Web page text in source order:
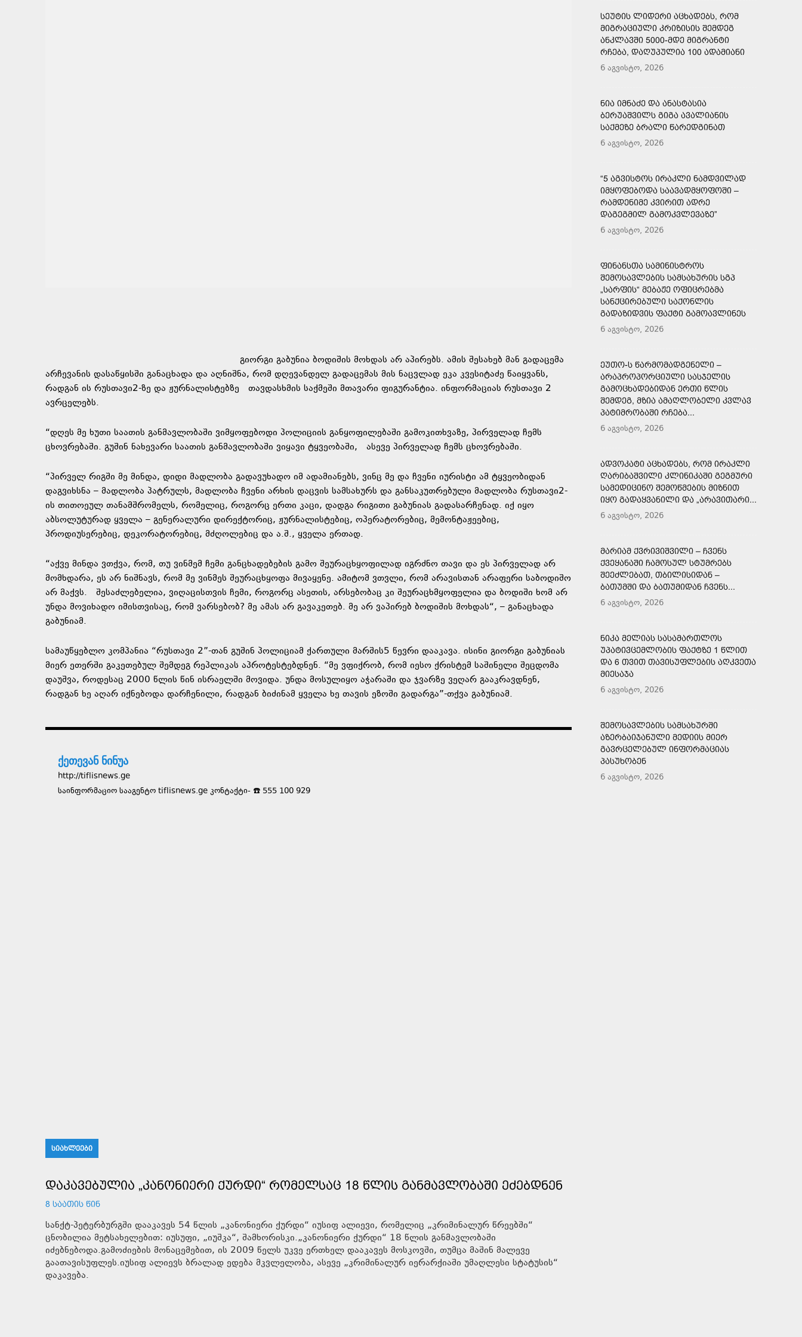
გიორგი გაბუნია ბოდიშის მოხდას არ აპირებს. ამის შესახებ მან გადაცემა
არჩევანის დასაწყისში განაცხადა და აღნიშნა, რომ დღევანდელ გადაცემას მის ნაცვლად ეკა კვესიტაძე წაიყვანს,
რადგან ის რუსთავი2-ზე და ჟურნალისტებზე თავდასხმის საქმეში მთავარი ფიგურანტია. ინფორმაციას რუსთავი 2
ავრცელებს.
“დღეს მე ხუთი საათის განმავლობაში ვიმყოფებოდი პოლიციის განყოფილებაში გამოკითხვაზე, პირველად ჩემს
ცხოვრებაში. გუშინ ნახევარი საათის განმავლობაში ვიყავი ტყვეობაში, ასევე პირველად ჩემს ცხოვრებაში.
“პირველ რიგში მე მინდა, დიდი მადლობა გადავუხადო იმ ადამიანებს, ვინც მე და ჩვენი იურისტი ამ ტყვეობიდან
დაგვიხსნა – მადლობა პატრულს, მადლობა ჩვენი არხის დაცვის სამსახურს და განსაკუთრებული მადლობა რუსთავი2-
ის თითოეულ თანამშრომელს, რომელიც, როგორც ერთი კაცი, დადგა რიგითი გაბუნიას გადასარჩენად. იქ იყო
აბსოლუტურად ყველა – გენერალური დირექტორიც, ჟურნალისტებიც, ოპერატორებიც, მემონტაჟეებიც,
პროდიუსერებიც, დეკორატორებიც, მძღოლებიც და ა.შ., ყველა ერთად.
“აქვე მინდა ვთქვა, რომ, თუ ვინმემ ჩემი განცხადებების გამო შეურაცხყოფილად იგრძნო თავი და ეს პირველად არ
მომხდარა, ეს არ ნიშნავს, რომ მე ვინმეს შეურაცხყოფა მივაყენე. ამიტომ ვთვლი, რომ არავისთან არაფერი საბოდიშო
არ მაქვს. შესაძლებელია, ვიღაცისთვის ჩემი, როგორც ასეთის, არსებობაც კი შეურაცხმყოფელია და ბოდიში ხომ არ
უნდა მოვიხადო იმისთვისაც, რომ ვარსებობ? მე ამას არ გავაკეთებ. მე არ ვაპირებ ბოდიშის მოხდას“, – განაცხადა
გაბუნიამ.
სამაუწყებლო კომპანია “რუსთავი 2”-თან გუშინ პოლიციამ ქართული მარშის5 წევრი დააკავა. ისინი გიორგი გაბუნიას
მიერ ეთერში გაკეთებულ შემდეგ რეპლიკას აპროტესტებდნენ. “მე ვფიქრობ, რომ იესო ქრისტემ საშინელი შეცდომა
დაუშვა, როდესაც 2000 წლის წინ ისრაელში მოვიდა. უნდა მოსულიყო აჭარაში და ჯვარზე ვეღარ გააკრავდნენ,
რადგან ხე აღარ იქნებოდა დარჩენილი, რადგან ბიძინამ ყველა ხე თავის ეზოში გადარგა”-თქვა გაბუნიამ.
ქეთევან ნინუა
http://tiflisnews.ge
საინფორმაციო სააგენტო tiflisnews.ge კონტაქტი- ☎️ 555 100 929
ᲡᲘᲐᲮᲚᲔᲔᲑᲘ
ᲓᲐᲙᲐᲕᲔᲑᲣᲚᲘᲐ „ᲙᲐᲜᲝᲜᲘᲔᲠᲘ ᲥᲣᲠᲓᲘ“ ᲠᲝᲛᲔᲚᲡᲐᲪ 18 ᲬᲚᲘᲡ ᲒᲐᲜᲛᲐᲕᲚᲝᲑᲐᲨᲘ ᲔᲫᲔᲑᲓᲜᲔᲜ
8 ᲡᲐᲐᲗᲘᲡ ᲬᲘᲜ
სანქტ-პეტერბურგში დააკავეს 54 წლის „კანონიერი ქურდი“ იუსიფ ალიევი, რომელიც „კრიმინალურ წრეებში“
ცნობილია მეტსახელებით: იუსუფი, „იუშკა“, შამხორისკი.„კანონიერი ქურდი“ 18 წლის განმავლობაში
იძებნებოდა.გამოძიების მონაცემებით, ის 2009 წელს უკვე ერთხელ დააკავეს მოსკოვში, თუმცა მაშინ მალევე
გაათავისუფლეს.იუსიფ ალიევს ბრალად ედება მკვლელობა, ასევე „კრიმინალურ იერარქიაში უმაღლესი სტატუსის“
დაკავება.
ᲡᲔᲣᲢᲘᲡ ᲚᲘᲓᲔᲠᲘ ᲐᲪᲮᲐᲓᲔᲑᲡ, ᲠᲝᲛ
ᲛᲘᲒᲠᲐᲪᲘᲣᲚᲘ ᲙᲠᲘᲖᲘᲡᲘᲡ ᲨᲔᲛᲓᲔᲒ
ᲐᲜᲙᲚᲐᲕᲨᲘ 5000-ᲛᲓᲔ ᲛᲘᲒᲠᲐᲜᲢᲘ
ᲠᲩᲔᲑᲐ, ᲓᲐᲦᲣᲞᲣᲚᲘᲐ 100 ᲐᲓᲐᲛᲘᲐᲜᲘ
6 აგვისტო, 2026
ᲜᲘᲐ ᲘᲛᲜᲐᲫᲔ ᲓᲐ ᲐᲜᲐᲡᲢᲐᲡᲘᲐ
ᲑᲔᲠᲣᲐᲨᲕᲘᲚᲡ ᲒᲘᲒᲐ ᲐᲕᲐᲚᲘᲐᲜᲘᲡ
ᲡᲐᲥᲛᲔᲖᲔ ᲑᲠᲐᲚᲘ ᲬᲐᲠᲔᲓᲒᲘᲜᲐᲗ
6 აგვისტო, 2026
“5 ᲐᲒᲕᲘᲡᲢᲝᲡ ᲘᲠᲐᲙᲚᲘ ᲜᲐᲛᲓᲕᲘᲚᲐᲓ
ᲘᲛᲧᲝᲤᲔᲑᲝᲓᲐ ᲡᲐᲐᲕᲐᲓᲛᲧᲝᲤᲝᲨᲘ –
ᲠᲐᲛᲓᲔᲜᲘᲛᲔ ᲙᲕᲘᲠᲘᲗ ᲐᲓᲠᲔ
ᲓᲐᲒᲔᲒᲛᲘᲚ ᲒᲐᲛᲝᲙᲕᲚᲔᲕᲐᲖᲔ”
6 აგვისტო, 2026
ᲤᲘᲜᲐᲜᲡᲗᲐ ᲡᲐᲛᲘᲜᲘᲡᲢᲠᲝᲡ
ᲨᲔᲛᲝᲡᲐᲕᲚᲔᲑᲘᲡ ᲡᲐᲛᲡᲐᲮᲣᲠᲘᲡ ᲡᲒᲞ
„ᲡᲐᲠᲤᲘᲡ“ ᲛᲔᲑᲐᲟᲔ ᲝᲤᲘᲪᲠᲔᲑᲛᲐ
ᲡᲐᲜᲥᲪᲘᲠᲔᲑᲣᲚᲘ ᲡᲐᲥᲝᲜᲚᲘᲡ
ᲒᲐᲓᲐᲖᲘᲓᲕᲘᲡ ᲤᲐᲥᲢᲘ ᲒᲐᲛᲝᲐᲕᲚᲘᲜᲔᲡ
6 აგვისტო, 2026
ᲔᲣᲗᲝ-Ს ᲬᲐᲠᲛᲝᲛᲐᲓᲒᲔᲜᲔᲚᲘ –
ᲐᲠᲐᲞᲠᲝᲞᲝᲠᲪᲘᲣᲚᲘ ᲡᲐᲡᲯᲔᲚᲘᲡ
ᲒᲐᲛᲝᲪᲮᲐᲓᲔᲑᲘᲓᲐᲜ ᲔᲠᲗᲘ ᲬᲚᲘᲡ
ᲨᲔᲛᲓᲔᲒ, ᲛᲖᲘᲐ ᲐᲛᲐᲦᲚᲝᲑᲔᲚᲘ ᲙᲕᲚᲐᲕ
ᲞᲐᲢᲘᲛᲠᲝᲑᲐᲨᲘ ᲠᲩᲔᲑᲐ...
6 აგვისტო, 2026
ᲐᲓᲕᲝᲙᲐᲢᲘ ᲐᲪᲮᲐᲓᲔᲑᲡ, ᲠᲝᲛ ᲘᲠᲐᲙᲚᲘ
ᲦᲐᲠᲘᲑᲐᲨᲕᲘᲚᲘ ᲙᲚᲘᲜᲘᲙᲐᲨᲘ ᲒᲔᲒᲛᲣᲠᲘ
ᲡᲐᲛᲔᲓᲘᲪᲘᲜᲝ ᲨᲔᲛᲝᲬᲛᲔᲑᲘᲡ ᲛᲘᲖᲜᲘᲗ
ᲘᲧᲝ ᲒᲐᲓᲐᲧᲕᲐᲜᲘᲚᲘ ᲓᲐ „ᲐᲠᲐᲕᲘᲗᲐᲠᲘ...
6 აგვისტო, 2026
ᲛᲐᲠᲘᲐᲛ ᲥᲕᲠᲘᲕᲘᲨᲕᲘᲚᲘ – ᲩᲕᲔᲜᲡ
ᲥᲕᲔᲧᲐᲜᲐᲨᲘ ᲩᲐᲛᲝᲡᲣᲚ ᲡᲢᲣᲛᲠᲔᲑᲡ
ᲨᲔᲔᲫᲚᲔᲑᲐᲗ, ᲗᲑᲘᲚᲘᲡᲘᲓᲐᲜ –
ᲑᲐᲗᲣᲛᲨᲘ ᲓᲐ ᲑᲐᲗᲣᲛᲘᲓᲐᲜ ᲩᲕᲔᲜᲡ...
6 აგვისტო, 2026
ᲜᲘᲙᲐ ᲛᲔᲚᲘᲐᲡ ᲡᲐᲡᲐᲛᲐᲠᲗᲚᲝᲡ
ᲣᲞᲐᲢᲘᲕᲪᲔᲛᲚᲝᲑᲘᲡ ᲤᲐᲥᲢᲖᲔ 1 ᲬᲚᲘᲗ
ᲓᲐ 6 ᲗᲕᲘᲗ ᲗᲐᲕᲘᲡᲣᲤᲚᲔᲑᲘᲡ ᲐᲦᲙᲕᲔᲗᲐ
ᲛᲘᲔᲡᲐᲯᲐ
6 აგვისტო, 2026
ᲨᲔᲛᲝᲡᲐᲕᲚᲔᲑᲘᲡ ᲡᲐᲛᲡᲐᲮᲣᲠᲨᲘ
ᲐᲖᲔᲠᲑᲐᲘᲯᲐᲜᲣᲚᲘ ᲛᲔᲓᲘᲘᲡ ᲛᲘᲔᲠ
ᲒᲐᲕᲠᲪᲔᲚᲔᲑᲣᲚ ᲘᲜᲤᲝᲠᲛᲐᲪᲘᲐᲡ
ᲞᲐᲡᲣᲮᲝᲑᲔᲜ
6 აგვისტო, 2026